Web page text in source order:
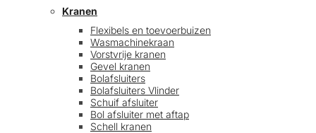
Kranen
Flexibels en toevoerbuizen
Wasmachinekraan
Vorstvrije kranen
Gevel kranen
Bolafsluiters
Bolafsluiters Vlinder
Schuif afsluiter
Bol afsluiter met aftap
Schell kranen